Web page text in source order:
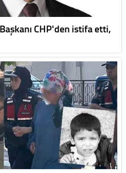
CHP'den istifa etti,